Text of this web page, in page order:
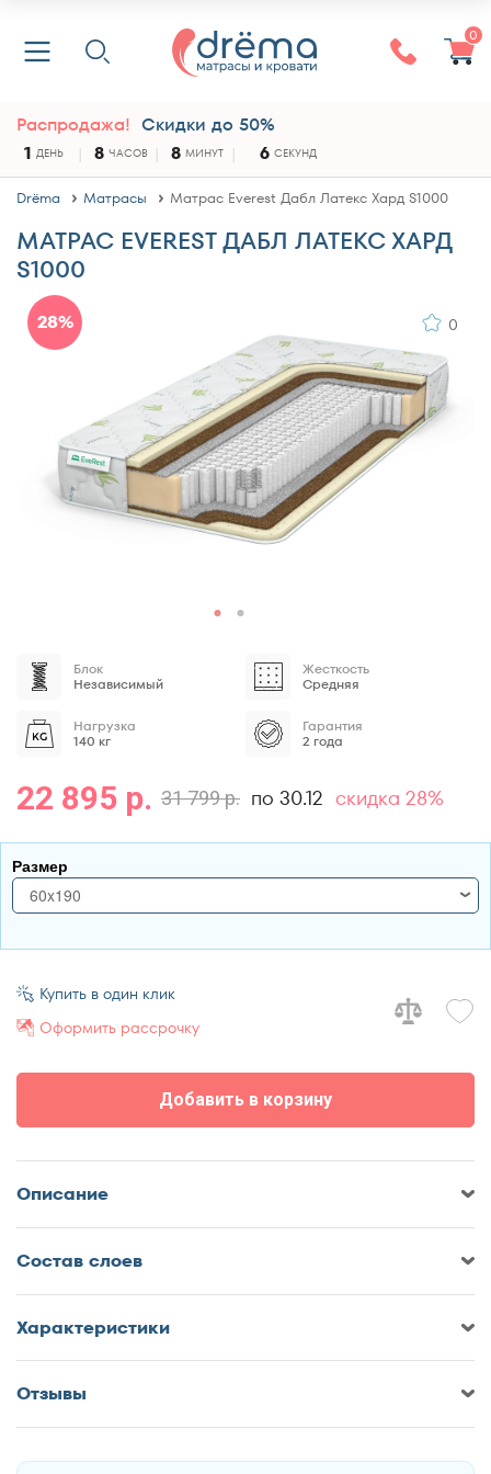
0
Распродажа! Скидки до 50%
1 ДЕНЬ 8 ЧАСОВ 8 МИНУТ 6 СЕКУНД
Drёma Матрасы Матрас Everest Дабл Латекс Хард S1000
МАТРАС EVEREST ДАБЛ ЛАТЕКС ХАРД
S1000
28% 0
Блок
Независимый
Жесткость
Средняя
Нагрузка
140 кг
Гарантия
2 года
31 799 р.
22 895 р. по 30.12 скидка 28%
Размер
60x190
60x190
70x170
70x180
70x190
75x190
75x200
80x180
80x185
80x186
80x190
Добавить в корзину
Купить в один клик
Оформить рассрочку
Описание
Cостав слоев
Характеристики
Отзывы
Оставить отзыв о Матрас Everest